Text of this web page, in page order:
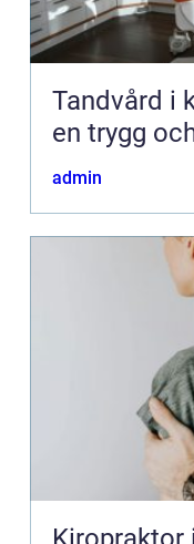
Tandvård i
en trygg
admin